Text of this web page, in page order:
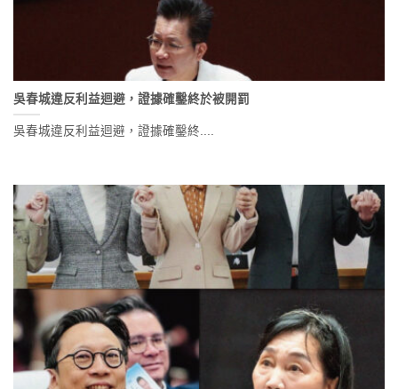
吳春城違反利益迴避，證據確鑿終於被開罰
吳春城違反利益迴避，證據確鑿終....